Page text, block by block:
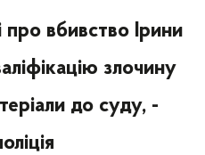
про вбивство Ірини
злочину
до суду, -